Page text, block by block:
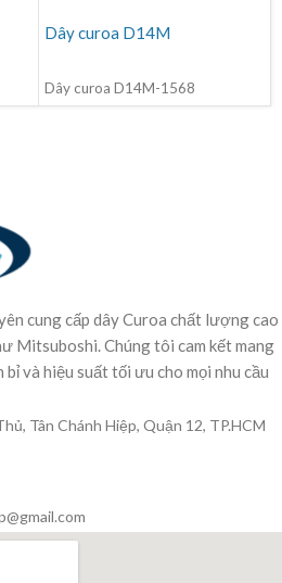
Dây curoa D14M
Dây curoa D14M-1568
cung cấp dây Curoa chất lượng cao
Mitsuboshi. Chúng tôi cam kết mang
bỉ và hiệu suất tối ưu cho mọi nhu cầu
Tân Chánh Hiệp, Quận 12, TP.HCM